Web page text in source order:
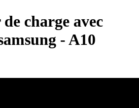
charge avec
- A10